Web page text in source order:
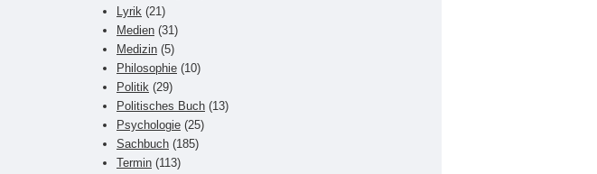
Lyrik (21)
Medien (31)
Medizin (5)
Philosophie (10)
Politik (29)
Politisches Buch (13)
Psychologie (25)
Sachbuch (185)
Termin (113)